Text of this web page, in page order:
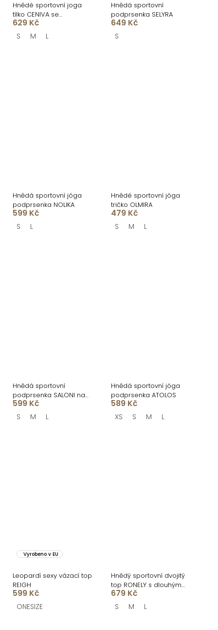
Hnědé sportovní joga
tílko CENIVA se
šněrováním
629 Kč
S M L
Hnědá sportovní
podprsenka SELYRA
649 Kč
S
Hnědá sportovní jóga
podprsenka NOLIKA
599 Kč
S L
Hnědé sportovní jóga
tričko OLMIRA
479 Kč
S M L
Hnědá sportovní
podprsenka SALONI na
tenká ramínka
599 Kč
S M L
Hnědá sportovní jóga
podprsenka ATOLOS
589 Kč
XS S M L
Vyrobeno v EU
Leopardí sexy vázací top
REIGH
599 Kč
ONESIZE
Hnědý sportovní dvojitý
top RONELY s dlouhým
rukávem
679 Kč
S M L